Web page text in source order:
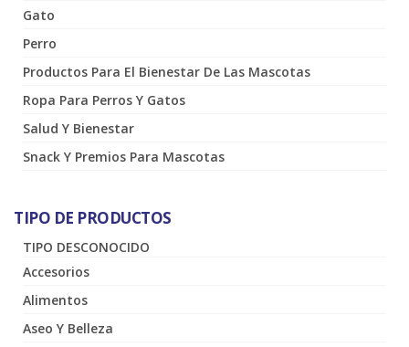
Gato
Perro
Productos Para El Bienestar De Las Mascotas
Ropa Para Perros Y Gatos
Salud Y Bienestar
Snack Y Premios Para Mascotas
TIPO DE PRODUCTOS
TIPO DESCONOCIDO
Accesorios
Alimentos
Aseo Y Belleza